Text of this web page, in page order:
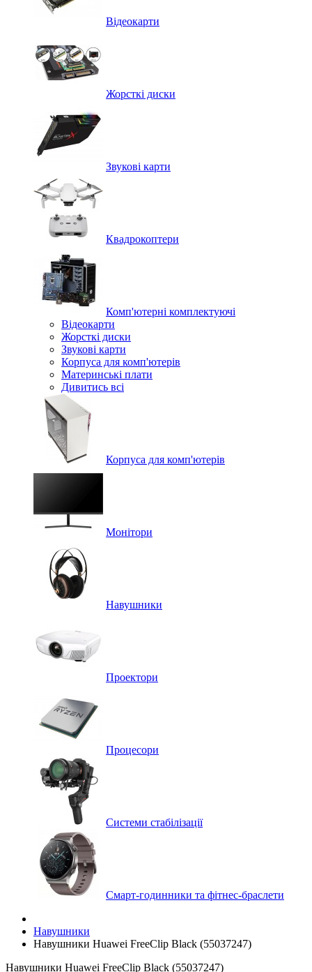
Відеокарти
Жорсткі диски
Звукові карти
Квадрокоптери
Комп'ютерні комплектуючі
Відеокарти
Жорсткі диски
Звукові карти
Корпуса для комп'ютерів
Материнські плати
Дивитись всі
Корпуса для комп'ютерів
Монітори
Навушники
Проектори
Процесори
Системи стабілізації
Смарт-годинники та фітнес-браслети
Навушники
Навушники Huawei FreeClip Black (55037247)
Навушники Huawei FreeClip Black (55037247)